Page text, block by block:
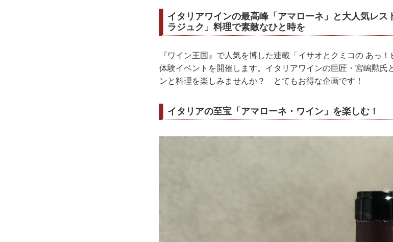
イタリアワインの最高峰「アマローネ」と大人気レス
ラジュク」料理で素敵なひと時を
『ワイン王国』で人気を博した連載「イサオとクミコの あっ
体験イベントを開催します。イタリアワインの巨匠・宮嶋勲氏
ンと料理を楽しみませんか？ とてもお得な企画です！
イタリアの至宝「アマローネ・ワイン」を楽しむ！